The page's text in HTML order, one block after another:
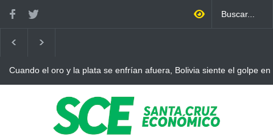
Cuando el oro y la plata se enfrían afuera, Bolivia siente el golpe en